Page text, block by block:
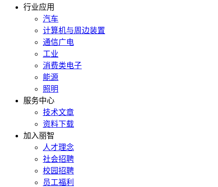
行业应用
汽车
计算机与周边装置
通信广电
工业
消费类电子
能源
照明
服务中心
技术文章
资料下载
加入丽智
人才理念
社会招聘
校园招聘
员工福利